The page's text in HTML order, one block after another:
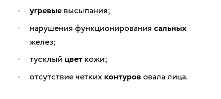
угревые высыпания;
нарушения функционирования сальных
желез;
тусклый цвет кожи;
отсутствие четких контурововала лица.